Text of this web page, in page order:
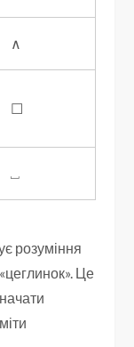
∧
☐
⎵
розуміння
Це